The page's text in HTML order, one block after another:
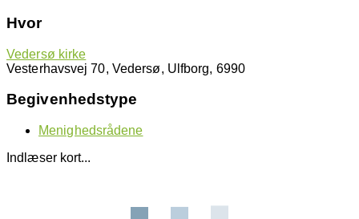
Hvor
Vedersø kirke
Vesterhavsvej 70, Vedersø, Ulfborg, 6990
Begivenhedstype
Menighedsrådene
Indlæser kort...